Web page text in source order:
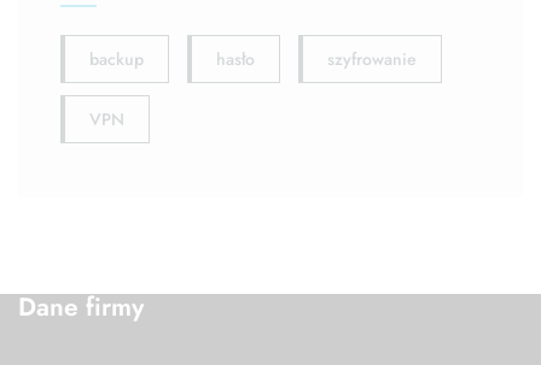
backup hasło szyfrowanie
VPN
Dane firmy